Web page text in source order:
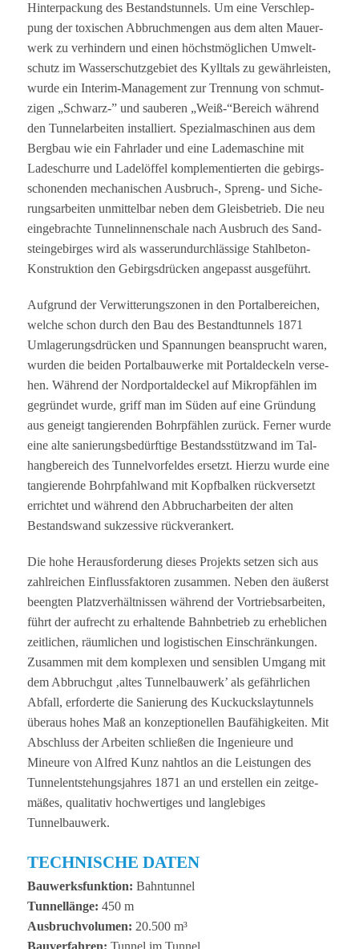
Hin­ter­pa­ckung des Bestands­tun­nels. Um eine Ver­schlep­
pung der toxi­schen Abbruch­men­gen aus dem alten Mau­er­
werk zu ver­hin­dern und einen höchst­mög­li­chen Umwelt­
schutz im Was­ser­schutz­ge­biet des Kyll­tals zu gewähr­leis­ten,
wurde ein Inte­rim-Manage­ment zur Tren­nung von schmut­
zi­gen „Schwarz-” und sau­be­ren „Weiß-“Bereich wäh­rend
den Tun­nel­ar­bei­ten instal­liert. Spe­zi­al­ma­schi­nen aus dem
Berg­bau wie ein Fahr­la­der und eine Lade­ma­schine mit
Lade­schurre und Lade­löf­fel kom­ple­men­tier­ten die gebirgs­
scho­nen­den mecha­ni­schen Ausbruch‑, Spreng- und Siche­
rungs­ar­bei­ten unmit­tel­bar neben dem Gleis­be­trieb. Die neu
ein­ge­brachte Tun­nel­in­nen­schale nach Aus­bruch des Sand­
stein­ge­bir­ges wird als was­ser­un­durch­läs­sige Stahl­be­ton-
Kon­struk­tion den Gebirgs­drü­cken ange­passt ausgeführt.
Auf­grund der Ver­wit­te­rungs­zo­nen in den Por­tal­be­rei­chen,
wel­che schon durch den Bau des Bestand­tun­nels 1871
Umla­ge­rungs­drü­cken und Span­nun­gen bean­sprucht waren,
wur­den die bei­den Por­tal­bau­werke mit Por­tal­de­ckeln ver­se­
hen. Wäh­rend der Nord­por­tal­de­ckel auf Mikropfäh­len im
gegrün­det wurde, griff man im Süden auf eine Grün­dung
aus geneigt tan­gie­ren­den Bohr­pfäh­len zurück. Fer­ner wurde
eine alte sanie­rungs­be­dürf­tige Bestands­stütz­wand im Tal­
hang­be­reich des Tun­nel­vor­fel­des ersetzt. Hierzu wurde eine
tan­gie­rende Bohr­pfahl­wand mit Kopf­bal­ken rück­ver­setzt
errich­tet und wäh­rend den Abbruch­ar­bei­ten der alten
Bestands­wand suk­zes­sive rückverankert.
Die hohe Her­aus­for­de­rung die­ses Pro­jekts set­zen sich aus
zahl­rei­chen Ein­fluss­fak­to­ren zusam­men. Neben den äußerst
beeng­ten Platz­ver­hält­nis­sen wäh­rend der Vor­triebs­ar­bei­ten,
führt der auf­recht zu erhal­tende Bahn­be­trieb zu erheb­li­chen
zeit­li­chen, räum­li­chen und logis­ti­schen Ein­schrän­kun­gen.
Zusam­men mit dem kom­ple­xen und sen­si­blen Umgang mit
dem Abbruch­gut ‚altes Tun­nel­bau­werk’ als gefähr­li­chen
Abfall, erfor­derte die Sanie­rung des Kuckucks­lay­tun­nels
über­aus hohes Maß an kon­zep­tio­nel­len Bau­fä­hig­kei­ten. Mit
Abschluss der Arbei­ten schlie­ßen die Inge­nieure und
Mineure von Alfred Kunz naht­los an die Leis­tun­gen des
Tun­nel­ent­ste­hungs­jah­res 1871 an und erstel­len ein zeit­ge­
mä­ßes, qua­li­ta­tiv hoch­wer­ti­ges und lang­le­bi­ges
Tunnelbauwerk.
TECHNISCHE DATEN
Bau­werks­funk­tion: Bahn­tun­nel
Tun­nel­länge: 450 m
Aus­bruch­vo­lu­men: 20.500 m³